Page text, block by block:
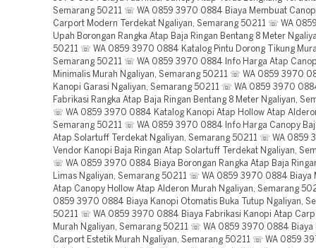
Semarang 50211 ☏ WA 0859 3970 0884 Biaya Membuat
Carport Modern Terdekat Ngaliyan, Semarang 50211 ☏ WA
Upah Borongan Rangka Atap Baja Ringan Bentang 8 Meter
50211 ☏ WA 0859 3970 0884 Katalog Pintu Dorong Tikung
Semarang 50211 ☏ WA 0859 3970 0884 Info Harga Atap
Minimalis Murah Ngaliyan, Semarang 50211 ☏ WA 0859 3970
Kanopi Garasi Ngaliyan, Semarang 50211 ☏ WA 0859 3970
Fabrikasi Rangka Atap Baja Ringan Bentang 8 Meter Ngaliyan,
☏ WA 0859 3970 0884 Katalog Kanopi Atap Hollow Atap
Semarang 50211 ☏ WA 0859 3970 0884 Info Harga Canopy
Atap Solartuff Terdekat Ngaliyan, Semarang 50211 ☏ WA 0859
Vendor Kanopi Baja Ringan Atap Solartuff Terdekat Ngaliyan,
☏ WA 0859 3970 0884 Biaya Borongan Rangka Atap Baja
Limas Ngaliyan, Semarang 50211 ☏ WA 0859 3970 0884 Biaya
Atap Canopy Hollow Atap Alderon Murah Ngaliyan, Semarang
0859 3970 0884 Biaya Kanopi Otomatis Buka Tutup Ngaliyan,
50211 ☏ WA 0859 3970 0884 Biaya Fabrikasi Kanopi Atap
Murah Ngaliyan, Semarang 50211 ☏ WA 0859 3970 0884 Biaya
Carport Estetik Murah Ngaliyan, Semarang 50211 ☏ WA 0859